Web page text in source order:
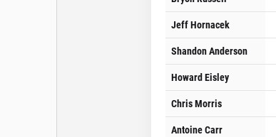
Jeff Hornacek
Shandon Anderson
Howard Eisley
Chris Morris
Antoine Carr